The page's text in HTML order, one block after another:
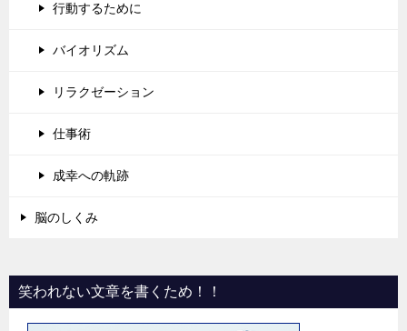
行動するために
バイオリズム
リラクゼーション
仕事術
成幸への軌跡
脳のしくみ
笑われない文章を書くため！！